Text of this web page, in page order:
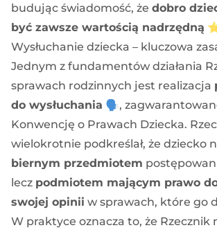
budując świadomość, że dobro
być zawsze wartością nadrzędną
Wysłuchanie dziecka – kluczowa
Jednym z fundamentów działania
sprawach rodzinnych jest realizacja
do wysłuchania 🗣️,
Konwencję o Prawach Dziecka.
wielokrotnie podkreślał, że dziecko
biernym przedmiotem
lecz podmiotem mającym prawo
swojej opinii w sprawach, które go
W praktyce oznacza to, że Rzecznik